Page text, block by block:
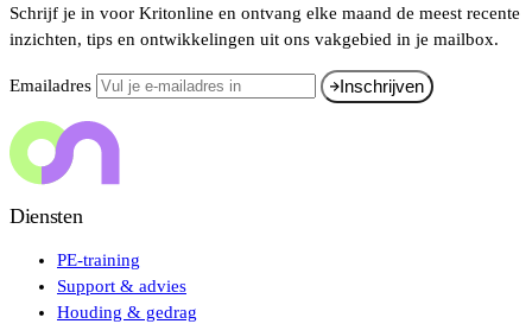
Schrijf je in voor Kritonline en ontvang elke maand de meest recente
inzichten, tips en ontwikkelingen uit ons vakgebied in je mailbox.
Emailadres Inschrijven
Diensten
PE-training
Support & advies
Houding & gedrag